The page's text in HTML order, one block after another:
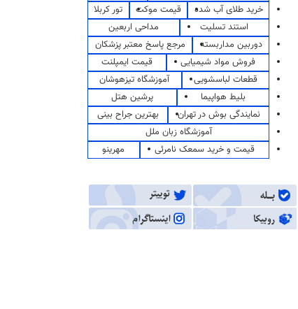
خرید طلای آب شده
قیمت موکت
تور کربلا
استند تسلیت
مداحی اربعین
دوربین مداربسته
مرجع پاسخ معتبر پزشکان
فروش مواد شیمیایی
قیمت ایمپلنت
قطعات لباسشویی
آموزشگاه تیزهوشان
بلیط هواپیما
پرشین هتل
نمایندگی بوش در تهران
بهترین جراح بینی
آموزشگاه زبان ملل
قیمت و خرید سمعک نامرئی
مهرینو